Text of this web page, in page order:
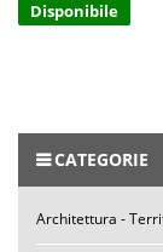
Disponibile
CATEGORIE
Architettura -